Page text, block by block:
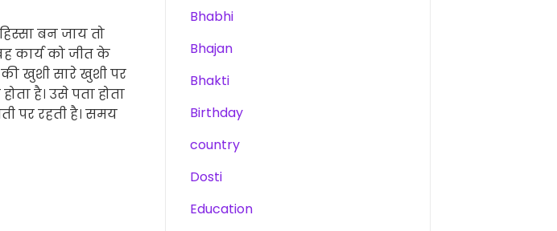
बन जाय तो
कार्य को जीत के
खुशी सारे खुशी पर
है। उसे पता होता
पर रहती है। समय
Bhabhi
Bhajan
Bhakti
Birthday
country
Dosti
Education